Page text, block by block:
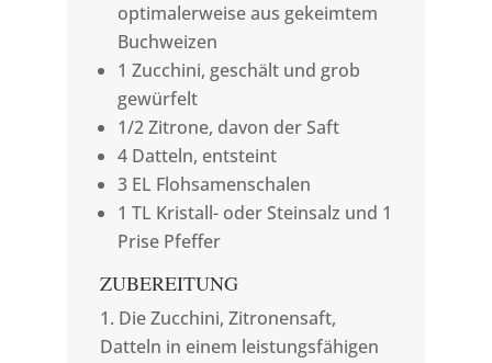
optimalerweise aus gekeimtem
Buchweizen
1 Zucchini, geschält und grob
gewürfelt
1/2 Zitrone, davon der Saft
4 Datteln, entsteint
3 EL Flohsamenschalen
1 TL Kristall- oder Steinsalz und 1
Prise Pfeffer
ZUBEREITUNG
Die Zucchini, Zitronensaft,
Datteln in einem leistungsfähigen